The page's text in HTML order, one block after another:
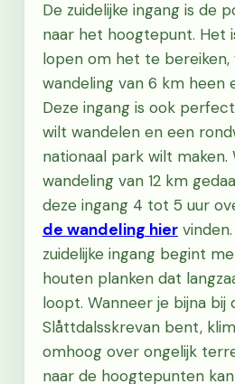
De zuidelijke ingang is de
naar het hoogtepunt. Het
lopen om het te
wandeling van 6 km heen
Deze ingang is ook
wilt wandelen en een
nationaal park wilt
wandeling van 12 km
deze ingang 4 tot 5 uur
de wandeling hier
zuidelijke ingang begint
houten planken dat
loopt. Wanneer je bijna bij
Slåttdalsskrevan bent,
omhoog over ongelijk
naar de hoogtepunten